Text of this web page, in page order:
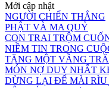
Mới cập nhật
NGƯỜI CHIẾN THẮNG
PHẬT VÀ MA QUỶ
CON TRAI TRỘM
NIỀM TIN TRONG
TẶNG MỘT VẦNG
MÓN NỢ DUY NHẤT
DỪNG LẠI ĐỂ MÀI RÌU